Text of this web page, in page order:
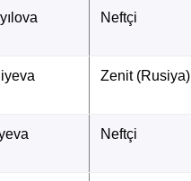
Neftçi
Zenit (Rusiya)
Neftçi